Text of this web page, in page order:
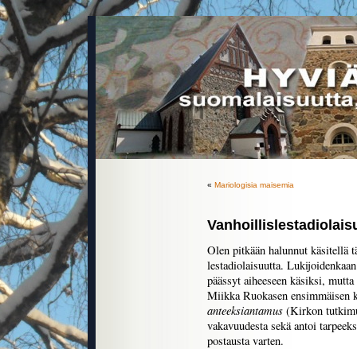
« Mariologisia maisemia
Olen pitkään halunnut käsitellä
lestadiolaisuutta.
päässyt aiheeseen käsiksi,
Miikka Ruokasen
anteeksiantamus (Kirkon
vakavuudesta sekä antoi
postausta varten.